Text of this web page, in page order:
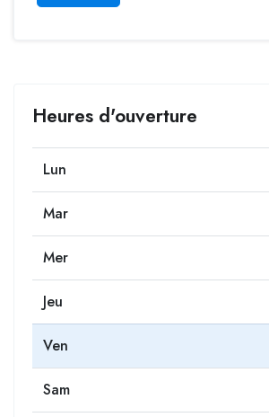
Heures d'ouverture
Lun
Mar
Mer
Jeu
Ven
Sam